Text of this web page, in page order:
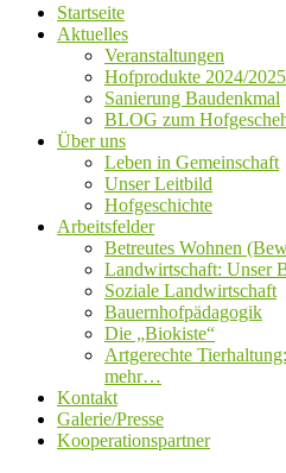
Startseite
Aktuelles
Veranstaltungen
Hofprodukte 2024/2025
Sanierung Baudenkmal
BLOG zum
Über uns
Leben in Gemeinschaft
Unser Leitbild
Hofgeschichte
Arbeitsfelder
Betreutes Wohnen
Landwirtschaft: Unser
Soziale Landwirtschaft
Bauernhofpädagogik
Die „Biokiste“
Artgerechte
mehr…
Kontakt
Galerie/Presse
Kooperationspartner